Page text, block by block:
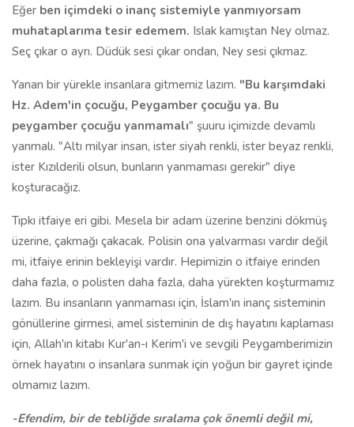
Eğer ben içimdeki o inanç sistemiyle yanmıyorsam
muhataplarıma tesir edemem. Islak kamıştan Ney olmaz.
Seç çıkar o ayrı. Düdük sesi çıkar ondan, Ney sesi çıkmaz.
Yanan bir yürekle insanlara gitmemiz lazım. "Bu karşımdaki
Hz. Adem'in çocuğu, Peygamber çocuğu ya. Bu
peygamber çocuğu yanmamalı" şuuru içimizde devamlı
yanmalı. "Altı milyar insan, ister siyah renkli, ister beyaz renkli,
ister Kızılderili olsun, bunların yanmaması gerekir" diye
koşturacağız.
Tıpkı itfaiye eri gibi. Mesela bir adam üzerine benzini dökmüş
üzerine, çakmağı çakacak. Polisin ona yalvarması vardır değil
mi, itfaiye erinin bekleyişi vardır. Hepimizin o itfaiye erinden
daha fazla, o polisten daha fazla, daha yürekten koşturmamız
lazım. Bu insanların yanmaması için, İslam'ın inanç sisteminin
gönüllerine girmesi, amel sisteminin de dış hayatını kaplaması
için, Allah'ın kitabı Kur'an-ı Kerim'i ve sevgili Peygamberimizin
örnek hayatını o insanlara sunmak için yoğun bir gayret içinde
olmamız lazım.
-Efendim, bir de tebliğde sıralama çok önemli değil mi,